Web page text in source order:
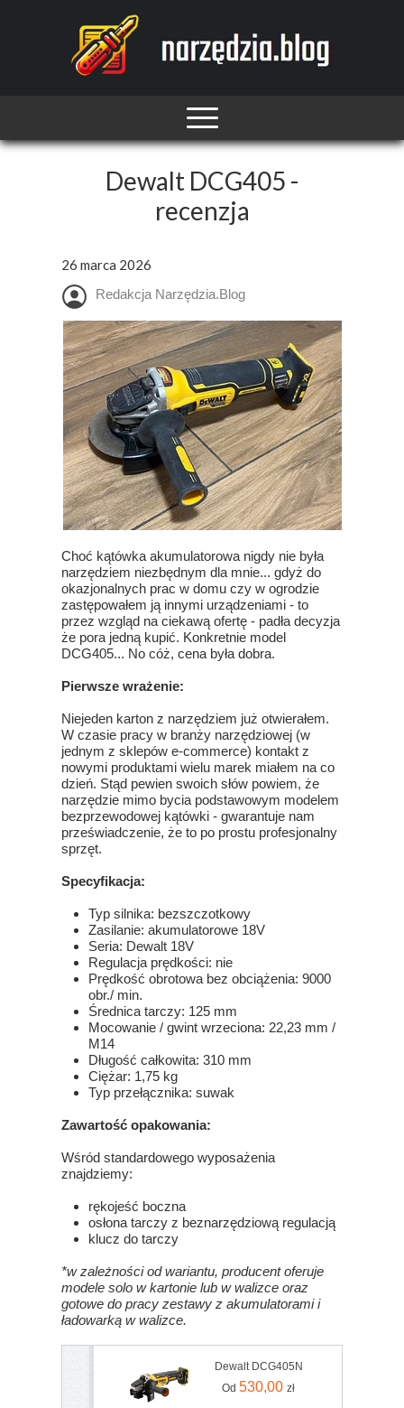
Dewalt DCG405 -
recenzja
26 marca 2026
Redakcja Narzędzia.Blog
Choć kątówka akumulatorowa nigdy nie była
narzędziem niezbędnym dla mnie... gdyż do
okazjonalnych prac w domu czy w ogrodzie
zastępowałem ją innymi urządzeniami - to
przez wzgląd na ciekawą ofertę - padła decyzja
że pora jedną kupić. Konkretnie model
DCG405... No cóż, cena była dobra.
Pierwsze wrażenie:
Niejeden karton z narzędziem już otwierałem.
W czasie pracy w branży narzędziowej (w
jednym z sklepów e-commerce) kontakt z
nowymi produktami wielu marek miałem na co
dzień. Stąd pewien swoich słów powiem, że
narzędzie mimo bycia podstawowym modelem
bezprzewodowej kątówki - gwarantuje nam
przeświadczenie, że to po prostu profesjonalny
sprzęt.
Specyfikacja:
Typ silnika: bezszczotkowy
Zasilanie: akumulatorowe 18V
Seria: Dewalt 18V
Regulacja prędkości: nie
Prędkość obrotowa bez obciążenia: 9000
obr./ min.
Średnica tarczy: 125 mm
Mocowanie / gwint wrzeciona: 22,23 mm /
M14
Długość całkowita: 310 mm
Ciężar: 1,75 kg
Typ przełącznika: suwak
Zawartość opakowania:
Wśród standardowego wyposażenia
znajdziemy:
rękojeść boczna
osłona tarczy z beznarzędziową regulacją
klucz do tarczy
*w zależności od wariantu, producent oferuje
modele solo w kartonie lub w walizce oraz
gotowe do pracy zestawy z akumulatorami i
ładowarką w walizce.
Dewalt DCG405N
Od 530,00 zł